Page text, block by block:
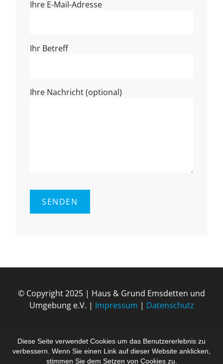
Diese Seite verwendet Cookies um das Benutzererlebnis zu
verbessern. Wenn Sie einen Link auf dieser Website anklicken,
stimmen Sie dem Setzen von Cookies zu.
Ihre E-Mail-Adresse
Ihr Betreff
Ihre Nachricht (optional)
© Copyright 2025 | Haus & Grund Ems­det­ten und
Um­ge­bung e.V. | Impressum | Datenschutz